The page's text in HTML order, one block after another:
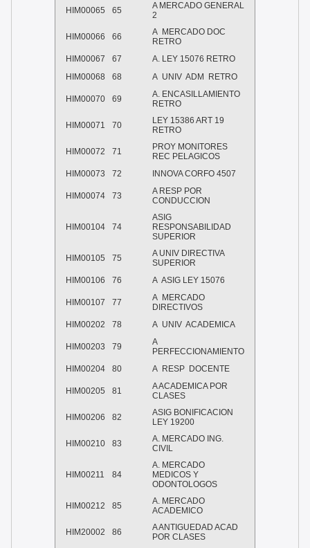
HIM00065 65
A MERCADO GENERAL
2
HIM00066 66
A MERCADO DOC
RETRO
HIM00067
67
A. LEY 15076 RETRO
HIM00068
68 A UNIV ADM RETRO
HIM00070 69
A. ENCASILLAMIENTO
RETRO
HIM00071 70
LEY 15386 ART 19
RETRO
HIM00072 71
PROY MONITORES
REC PELAGICOS
HIM00073
72 INNOVA CORFO 4507
HIM00074 73
A RESP POR
CONDUCCION
HIM00104 74
ASIG
RESPONSABILIDAD
SUPERIOR
HIM00105 75
A UNIV DIRECTIVA
SUPERIOR
HIM00106
76 A ASIG LEY 15076
HIM00107 77
A MERCADO
DIRECTIVOS
HIM00202
78 A UNIV ACADEMICA
HIM00203 79
A
PERFECCIONAMIENTO
HIM00204
80 A RESP DOCENTE
HIM00205 81
A ACADEMICA POR
CLASES
HIM00206 82
ASIG BONIFICACION
LEY 19200
HIM00210 83
A. MERCADO ING.
CIVIL
HIM00211 84
A. MERCADO
MEDICOS Y
ODONTOLOGOS
HIM00212 85
A. MERCADO
ACADEMICO
HIM20002 86
A ANTIGUEDAD ACAD
POR CLASES